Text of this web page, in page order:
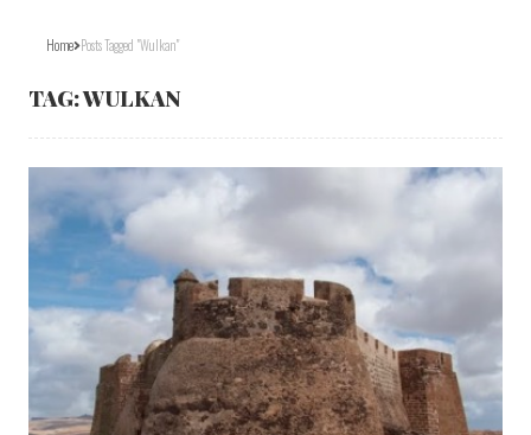
Home Posts Tagged "wulkan"
TAG:WULKAN